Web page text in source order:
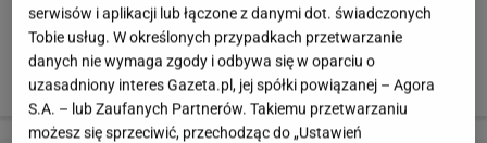
serwisów i aplikacji lub łączone z danymi dot. świadczonych
Tobie usług. W określonych przypadkach przetwarzanie
danych nie wymaga zgody i odbywa się w oparciu o
uzasadniony interes Gazeta.pl, jej spółki powiązanej – Agora
S.A. – lub Zaufanych Partnerów. Takiemu przetwarzaniu
możesz się sprzeciwić, przechodząc do „Ustawień